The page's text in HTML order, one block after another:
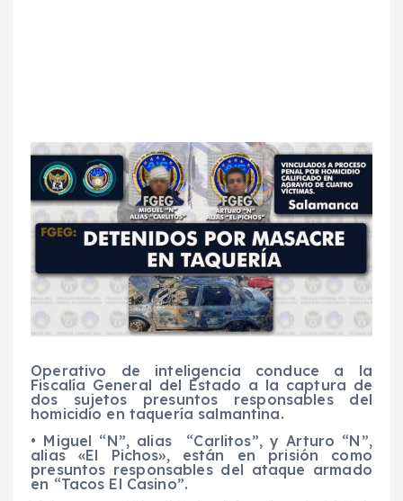
Operativo de inteligencia conduce a la
Fiscalía General del Estado a la captura de
dos sujetos presuntos responsables del
homicidio en taquería salmantina.
• Miguel “N”, alias “Carlitos”, y Arturo “N”,
alias «El Pichos», están en prisión como
presuntos responsables del ataque armado
en “Tacos El Casino”.